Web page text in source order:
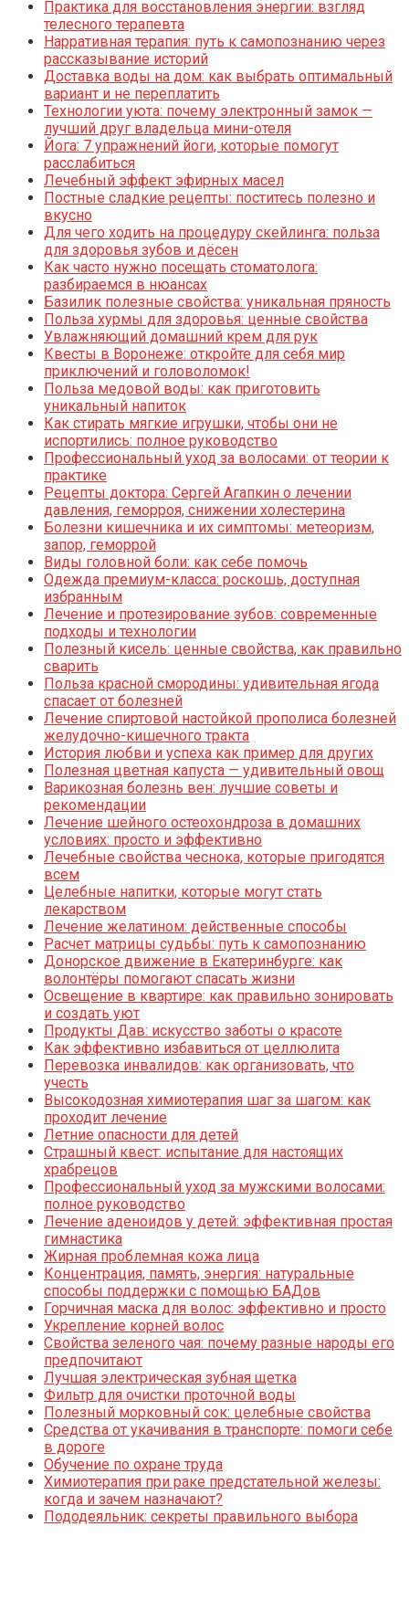
Практика для восстановления энергии: взгляд
телесного терапевта
Нарративная терапия: путь к самопознанию через
рассказывание историй
Доставка воды на дом: как выбрать оптимальный
вариант и не переплатить
Технологии уюта: почему электронный замок —
лучший друг владельца мини-отеля
Йога: 7 упражнений йоги, которые помогут
расслабиться
Лечебный эффект эфирных масел
Постные сладкие рецепты: поститесь полезно и
вкусно
Для чего ходить на процедуру скейлинга: польза
для здоровья зубов и дёсен
Как часто нужно посещать стоматолога:
разбираемся в нюансах
Базилик полезные свойства: уникальная пряность
Польза хурмы для здоровья: ценные свойства
Увлажняющий домашний крем для рук
Квесты в Воронеже: откройте для себя мир
приключений и головоломок!
Польза медовой воды: как приготовить
уникальный напиток
Как стирать мягкие игрушки, чтобы они не
испортились: полное руководство
Профессиональный уход за волосами: от теории к
практике
Рецепты доктора: Сергей Агапкин о лечении
давления, геморроя, снижении холестерина
Болезни кишечника и их симптомы: метеоризм,
запор, геморрой
Виды головной боли: как себе помочь
Одежда премиум-класса: роскошь, доступная
избранным
Лечение и протезирование зубов: современные
подходы и технологии
Полезный кисель: ценные свойства, как правильно
сварить
Польза красной смородины: удивительная ягода
спасает от болезней
Лечение спиртовой настойкой прополиса болезней
желудочно-кишечного тракта
История любви и успеха как пример для других
Полезная цветная капуста — удивительный овощ
Варикозная болезнь вен: лучшие советы и
рекомендации
Лечение шейного остеохондроза в домашних
условиях: просто и эффективно
Лечебные свойства чеснока, которые пригодятся
всем
Целебные напитки, которые могут стать
лекарством
Лечение желатином: действенные способы
Расчет матрицы судьбы: путь к самопознанию
Донорское движение в Екатеринбурге: как
волонтёры помогают спасать жизни
Освещение в квартире: как правильно зонировать
и создать уют
Продукты Дав: искусство заботы о красоте
Как эффективно избавиться от целлюлита
Перевозка инвалидов: как организовать, что
учесть
Высокодозная химиотерапия шаг за шагом: как
проходит лечение
Летние опасности для детей
Страшный квест: испытание для настоящих
храбрецов
Профессиональный уход за мужскими волосами:
полное руководство
Лечение аденоидов у детей: эффективная простая
гимнастика
Жирная проблемная кожа лица
Концентрация, память, энергия: натуральные
способы поддержки с помощью БАДов
Горчичная маска для волос: эффективно и просто
Укрепление корней волос
Свойства зеленого чая: почему разные народы его
предпочитают
Лучшая электрическая зубная щетка
Фильтр для очистки проточной воды
Полезный морковный сок: целебные свойства
Средства от укачивания в транспорте: помоги себе
в дороге
Обучение по охране труда
Химиотерапия при раке предстательной железы:
когда и зачем назначают?
Пододеяльник: секреты правильного выбора